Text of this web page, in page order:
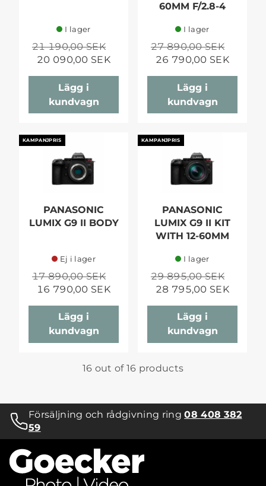
I lager
21 190,00 SEK
20 090,00 SEK
Lägg i
kundvagn
60MM F/2.8-4
I lager
27 890,00 SEK
26 790,00 SEK
Lägg i
kundvagn
KAMPANJPRIS
PANASONIC
LUMIX G9 II BODY
Ej i lager
17 890,00 SEK
16 790,00 SEK
Lägg i
kundvagn
KAMPANJPRIS
PANASONIC
LUMIX G9 II KIT
WITH 12-60MM
I lager
29 895,00 SEK
28 795,00 SEK
Lägg i
kundvagn
16 out of 16 products
Försäljning och rådgivning ring08 408 382
59